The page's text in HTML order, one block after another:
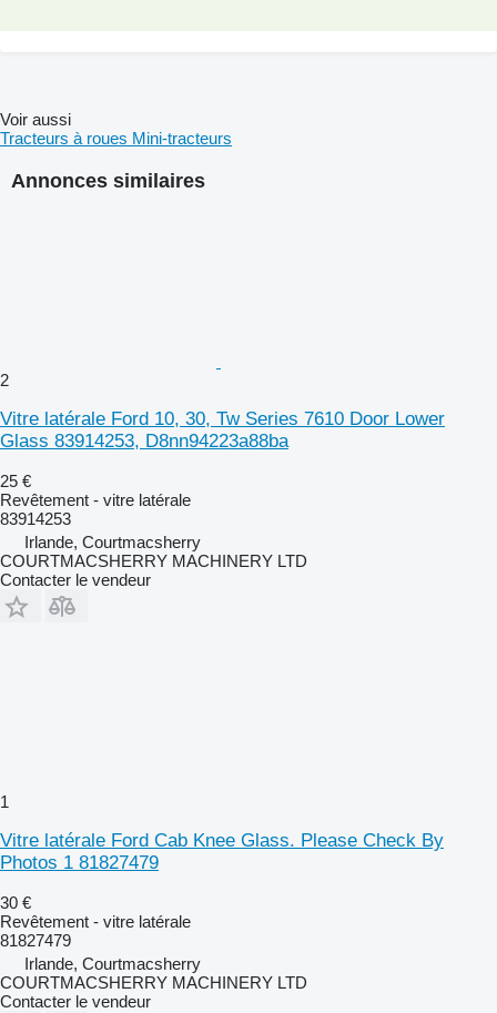
Annonces similaires
2
Vitre latérale Ford 10, 30, Tw Series 7610 Door Lower
Glass 83914253, D8nn94223a88ba
25 €
Revêtement - vitre latérale
83914253
Irlande, Courtmacsherry
COURTMACSHERRY MACHINERY LTD
Contacter le vendeur
1
Vitre latérale Ford Cab Knee Glass. Please Check By
Photos 1 81827479
30 €
Revêtement - vitre latérale
81827479
Irlande, Courtmacsherry
COURTMACSHERRY MACHINERY LTD
Contacter le vendeur
Voir aussi
Tracteurs à roues Mini-tracteurs